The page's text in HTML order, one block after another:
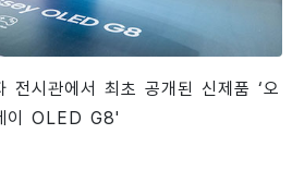
시관에서 최초 공개된 신제품 ‘오
이 OLED G8'